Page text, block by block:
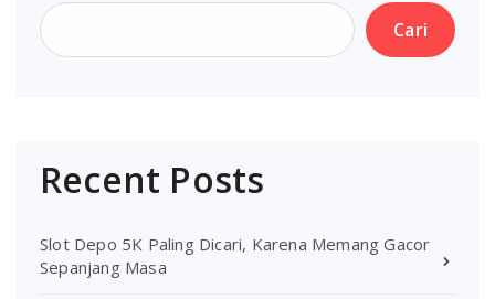
Cari
Recent Posts
Slot Depo 5K Paling Dicari, Karena Memang Gacor
Sepanjang Masa